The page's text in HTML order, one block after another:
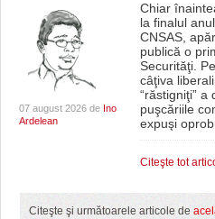
07 august 2026 de Ino
Ardelean
Chiar
la finalul
CNSAS,
publică o
Securităţi.
câţiva
“răstigniţi”
puşcăriile
expuşi
Citeşte tot
Citeşte şi următoarele articole de